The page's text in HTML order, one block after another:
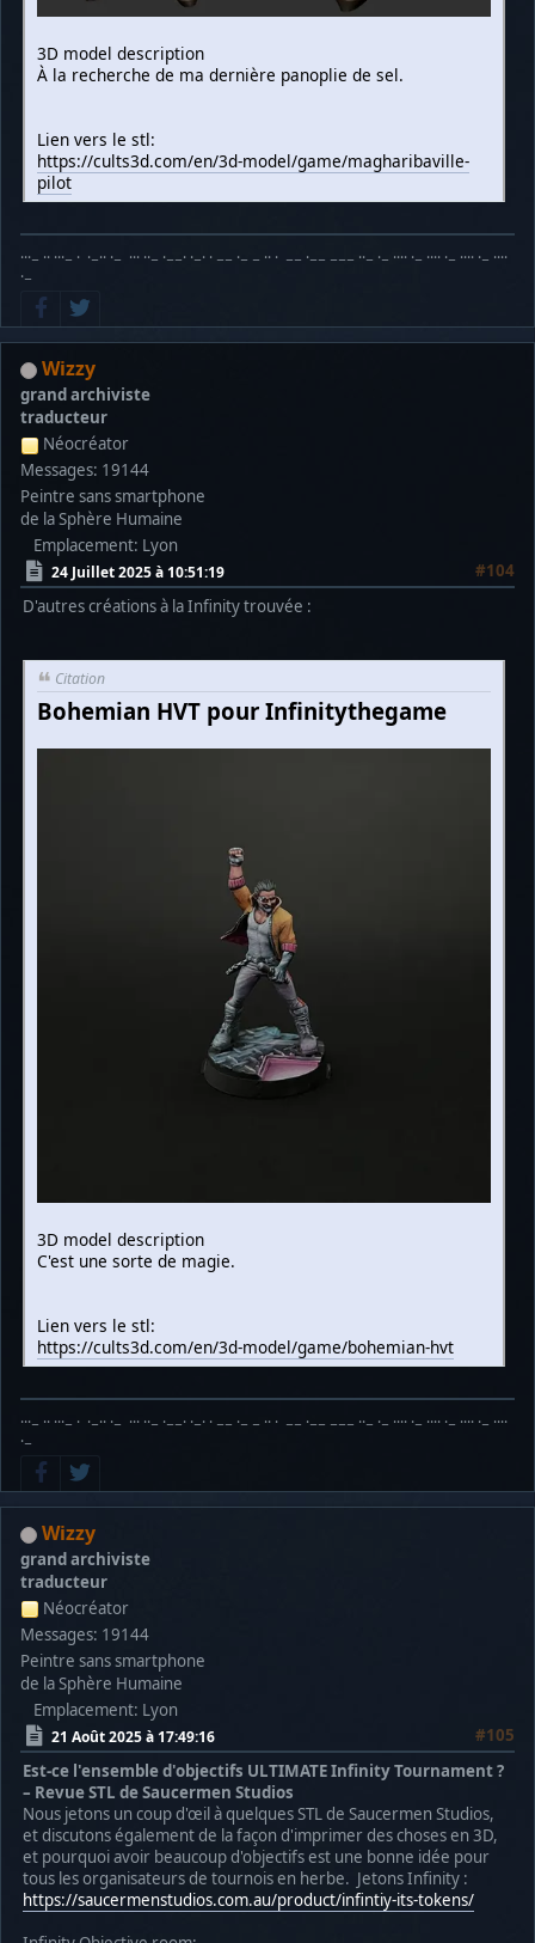
3D model description
À la recherche de ma dernière panoplie de sel.
Lien vers le stl:
https://cults3d.com/en/3d-model/game/magharibaville-
pilot
···− ·· ···− · ·−·· ·− ··· ··− ·−−· ·−· · −− ·− − ·· · −− ·−− −−− ··− ·− ···· ·− ···· ·− ···· ·− ····
·−
Wizzy
grand archiviste
traducteur
Néocréator
Messages: 19144
Peintre sans smartphone
de la Sphère Humaine
Emplacement: Lyon
24 Juillet 2025 à 10:51:19
#104
D'autres créations à la Infinity trouvée :
Citation
Bohemian HVT pour Infinitythegame
3D model description
C'est une sorte de magie.
Lien vers le stl:
https://cults3d.com/en/3d-model/game/bohemian-hvt
···− ·· ···− · ·−·· ·− ··· ··− ·−−· ·−· · −− ·− − ·· · −− ·−− −−− ··− ·− ···· ·− ···· ·− ···· ·− ····
·−
Wizzy
grand archiviste
traducteur
Néocréator
Messages: 19144
Peintre sans smartphone
de la Sphère Humaine
Emplacement: Lyon
21 Août 2025 à 17:49:16
#105
Est-ce l'ensemble d'objectifs ULTIMATE Infinity Tournament ?
– Revue STL de Saucermen Studios
Nous jetons un coup d'œil à quelques STL de Saucermen Studios,
et discutons également de la façon d'imprimer des choses en 3D,
et pourquoi avoir beaucoup d'objectifs est une bonne idée pour
tous les organisateurs de tournois en herbe. Jetons Infinity :
https://saucermenstudios.com.au/product/infintiy-its-tokens/